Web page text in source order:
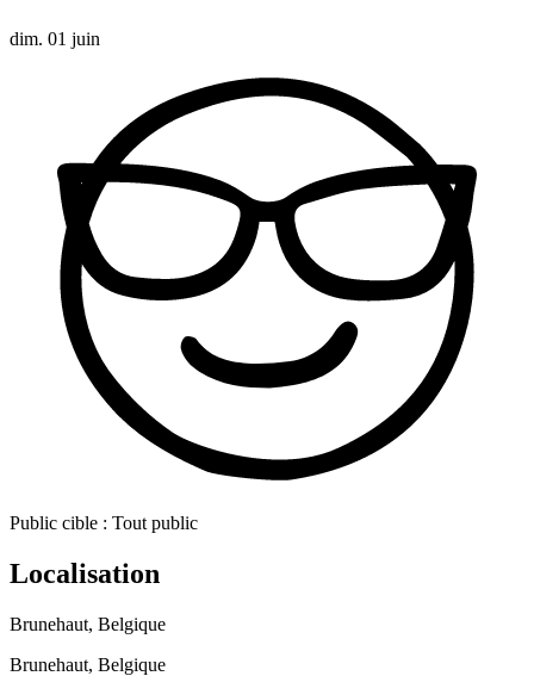
dim. 01 juin
Public cible : Tout public
Localisation
Brunehaut, Belgique
Brunehaut, Belgique